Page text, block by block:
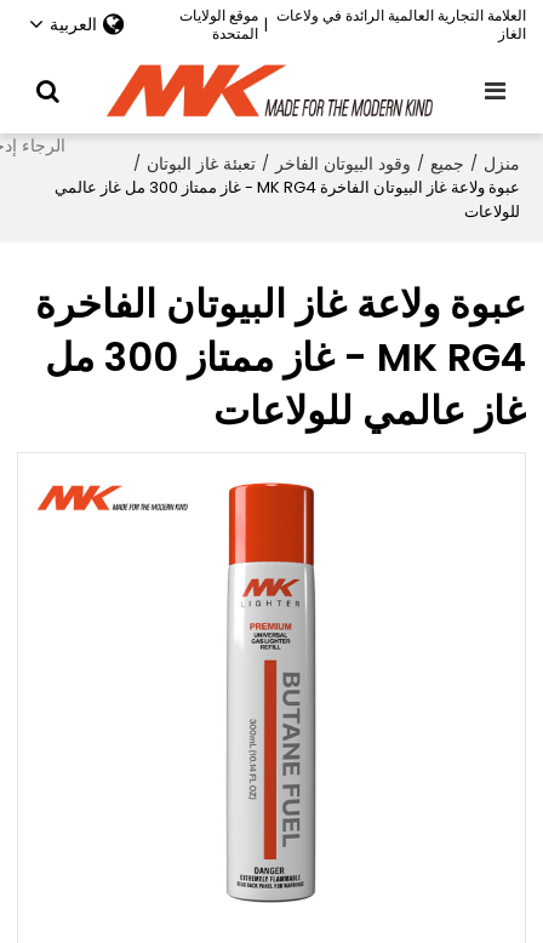
العلامة التجارية العالمية الرائدة في ولاعات
الغاز
| موقع الولايات
المتحدة
العربية
منزل / جميع / وقود البيوتان الفاخر / تعبئة غاز البوتان /
عبوة ولاعة غاز البيوتان الفاخرة MK RG4 - غاز ممتاز 300 مل غاز عالمي
للولاعات
عبوة ولاعة غاز البيوتان الفاخرة
MK RG4 - غاز ممتاز 300 مل
غاز عالمي للولاعات